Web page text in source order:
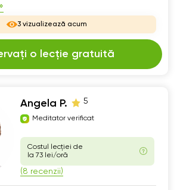
3 vizualizează acum
o lecție gratuită
Angela P. 5
Meditator verificat
Costul lecției de
la 73 lei/oră
(8 recenzii)